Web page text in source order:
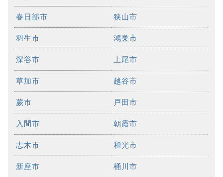
春日部市 狭山市
羽生市 鴻巣市
深谷市 上尾市
草加市 越谷市
蕨市 戸田市
入間市 朝霞市
志木市 和光市
新座市 桶川市